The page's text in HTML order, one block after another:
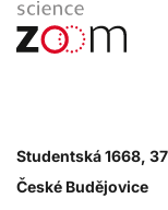
Studentská 1668,
České Budějovice